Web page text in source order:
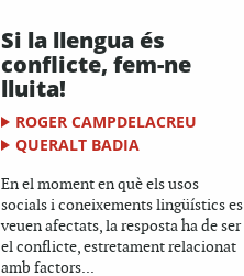
Si la llengua és
conflicte, fem-ne
lluita!
ROGER CAMPDELACREU
QUERALT BADIA
En el moment en què els usos
socials i coneixements lingüístics es
veuen afectats, la resposta ha de ser
el conflicte, estretament relacionat
amb factors...